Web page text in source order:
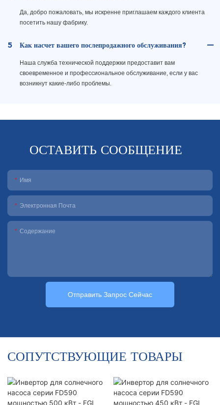
Да, добро пожаловать, мы искренне приглашаем каждого клиента
посетить нашу фабрику.
5 Как насчет вашего послепродажного обслуживания?
Наша служба технической поддержки предоставит вам
своевременное и профессиональное обслуживание, если у вас
возникнут какие-либо проблемы.
ОСТАВИТЬ СООБЩЕНИЕ
Имя
Электронная Почта
Содержание
Отправить Запрос Сейчас
СОПУТСТВУЮЩИЕ ТОВАРЫ